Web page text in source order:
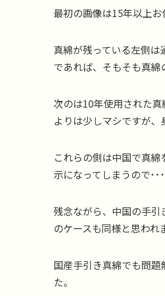
最初の画像は15年以上
真綿が残っている左側
であれば、そもそも真綿
次のは10年使用された
よりは少しマシですが、
これらの側は中国で真
示になってしまうので･･
残念ながら、中国の手
のケースも同様と思われ
国産手引き真綿でも問
た。